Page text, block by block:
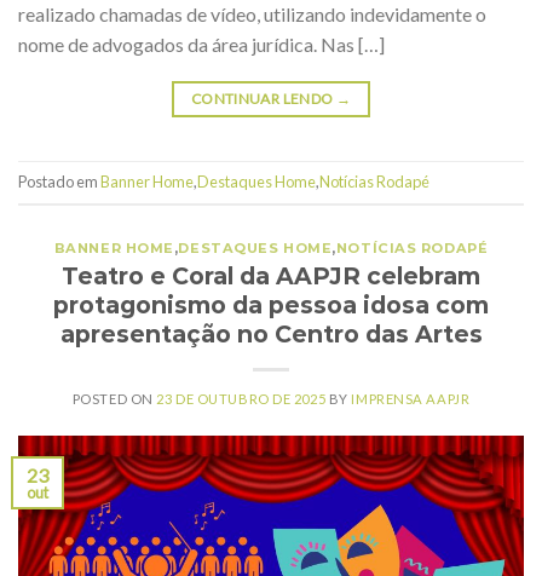
realizado chamadas de vídeo, utilizando indevidamente o
nome de advogados da área jurídica. Nas […]
CONTINUAR LENDO →
Postado emBanner Home,Destaques Home,Notícias Rodapé
BANNER HOME ,DESTAQUES HOME,NOTÍCIAS RODAPÉ
Teatro e Coral da AAPJR celebram
protagonismo da pessoa idosa com
apresentação no Centro das Artes
POSTED ON 23 DE OUTUBRO DE 2025 BY IMPRENSA AAPJR
23
out